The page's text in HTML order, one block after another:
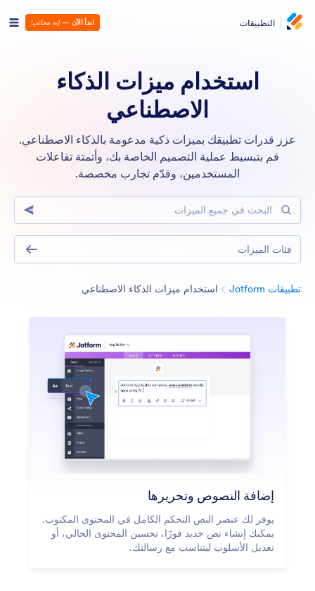
التطبيقات ابدأ الآن —إنه مجاني!
استخدام ميزات الذكاء
الاصطناعي
عزز قدرات تطبيقك بميزات ذكية مدعومة بالذكاء الاصطناعي.
قم بتبسيط عملية التصميم الخاصة بك، وأتمتة تفاعلات
المستخدمين، وقدّم تجارب مخصصة.
البحث في جميع الميزات
تطبيقات Jotform استخدام ميزات الذكاء الاصطناعي
إضافة النصوص وتحريرها
يوفر لك عنصر النص التحكم الكامل في المحتوى المكتوب.
يمكنك إنشاء نص جديد فورًا، تحسين المحتوى الحالي، أو
تعديل الأسلوب ليتناسب مع رسالتك.
فئات الميزات